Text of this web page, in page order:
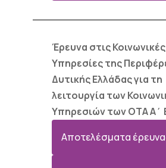
Έρευνα στις Κοινωνικές
Υπηρεσίες της
Δυτικής Ελλάδας για τη
λειτουργία των
Υπηρεσιών των ΟΤΑ Α΄
Αποτελέσματα